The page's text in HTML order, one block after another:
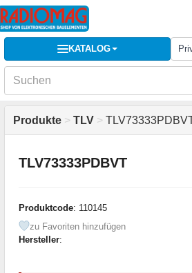
KATALOG
Produkte > TLV >
TLV73333PDBVT
Produktcode: 110145
zu Favoriten hinzufügen
Hersteller: